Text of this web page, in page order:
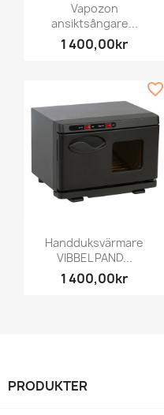
Vapozon
ansiktsångare...
1 400,00kr
Handduksvärmare
VIBBEL PAND...
1 400,00kr
favorite_border
PRODUKTER